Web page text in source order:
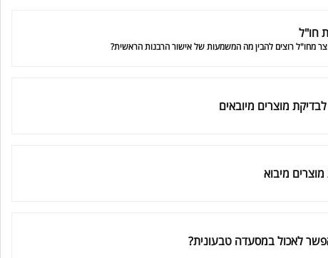
חו"ל
מחו"ל רוצים להבין מה המשמעות של אישור הרבנות הראשית?
מוצרים מיובאים
מיבוא
לאכול במסעדה טבעונית?